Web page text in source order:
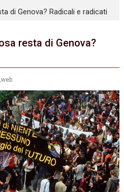
di Genova? Radicali e radicati
resta di Genova?